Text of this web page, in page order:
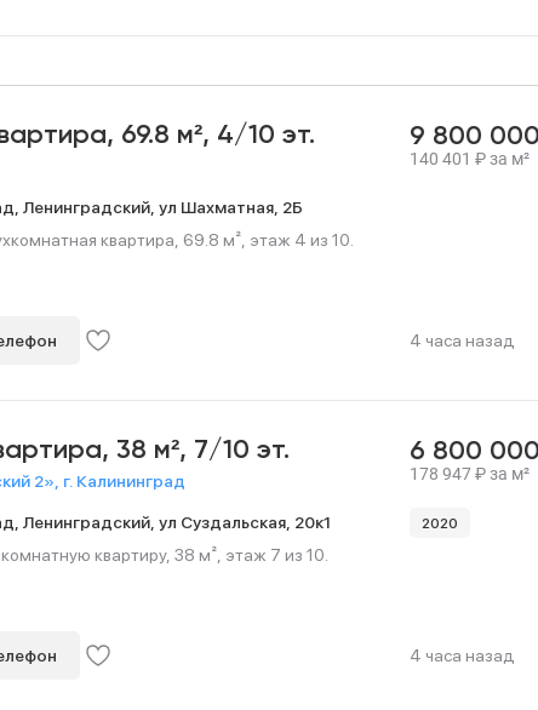
69.8 м², 4/10 эт. 9 800
140 401 ₽за м²
Ленинградский, ул Шахматная, 2Б
квартира, 69.8 м², этаж 4 из 10.
4 часа назад
38 м², 7/10 эт.
2», г. Калининград
6 800
178 947₽за м²
Ленинградский, ул Суздальская, 20к1 2020
квартиру, 38 м², этаж 7 из 10.
4 часа назад